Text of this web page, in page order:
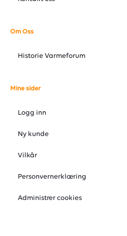
Om Oss
Historie Varmeforum
Mine sider
Logg inn
Ny kunde
Vilkår
Personvernerklæring
Administrer cookies